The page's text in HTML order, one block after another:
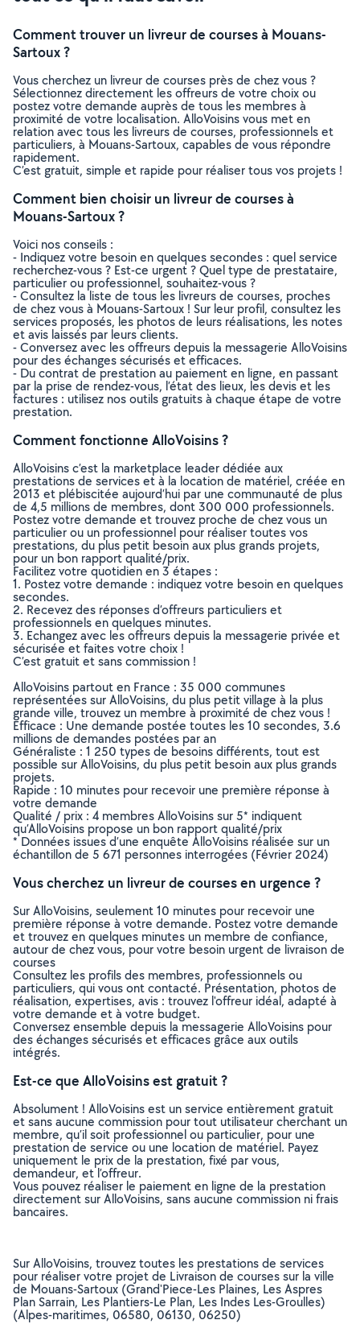
Comment trouver un livreur de courses à Mouans-
Sartoux ?
Vous cherchez un livreur de courses près de chez vous ?
Sélectionnez directement les offreurs de votre choix ou
postez votre demande auprès de tous les membres à
proximité de votre localisation. AlloVoisins vous met en
relation avec tous les livreurs de courses, professionnels et
particuliers, à Mouans-Sartoux, capables de vous répondre
rapidement.
C’est gratuit, simple et rapide pour réaliser tous vos projets !
Comment bien choisir un livreur de courses à
Mouans-Sartoux ?
Voici nos conseils :
- Indiquez votre besoin en quelques secondes : quel service
recherchez-vous ? Est-ce urgent ? Quel type de prestataire,
particulier ou professionnel, souhaitez-vous ?
- Consultez la liste de tous les livreurs de courses, proches
de chez vous à Mouans-Sartoux ! Sur leur profil, consultez les
services proposés, les photos de leurs réalisations, les notes
et avis laissés par leurs clients.
- Conversez avec les offreurs depuis la messagerie AlloVoisins
pour des échanges sécurisés et efficaces.
- Du contrat de prestation au paiement en ligne, en passant
par la prise de rendez-vous, l’état des lieux, les devis et les
factures : utilisez nos outils gratuits à chaque étape de votre
prestation.
Comment fonctionne AlloVoisins ?
AlloVoisins c’est la marketplace leader dédiée aux
prestations de services et à la location de matériel, créée en
2013 et plébiscitée aujourd’hui par une communauté de plus
de 4,5 millions de membres, dont 300 000 professionnels.
Postez votre demande et trouvez proche de chez vous un
particulier ou un professionnel pour réaliser toutes vos
prestations, du plus petit besoin aux plus grands projets,
pour un bon rapport qualité/prix.
Facilitez votre quotidien en 3 étapes :
1. Postez votre demande : indiquez votre besoin en quelques
secondes.
2. Recevez des réponses d’offreurs particuliers et
professionnels en quelques minutes.
3. Echangez avec les offreurs depuis la messagerie privée et
sécurisée et faites votre choix !
C’est gratuit et sans commission !
AlloVoisins partout en France : 35 000 communes
représentées sur AlloVoisins, du plus petit village à la plus
grande ville, trouvez un membre à proximité de chez vous !
Efficace : Une demande postée toutes les 10 secondes, 3.6
millions de demandes postées par an
Généraliste : 1 250 types de besoins différents, tout est
possible sur AlloVoisins, du plus petit besoin aux plus grands
projets.
Rapide : 10 minutes pour recevoir une première réponse à
votre demande
Qualité / prix : 4 membres AlloVoisins sur 5* indiquent
qu’AlloVoisins propose un bon rapport qualité/prix
* Données issues d’une enquête AlloVoisins réalisée sur un
échantillon de 5 671 personnes interrogées (Février 2024)
Vous cherchez un livreur de courses en urgence ?
Sur AlloVoisins, seulement 10 minutes pour recevoir une
première réponse à votre demande. Postez votre demande
et trouvez en quelques minutes un membre de confiance,
autour de chez vous, pour votre besoin urgent de livraison de
courses
Consultez les profils des membres, professionnels ou
particuliers, qui vous ont contacté. Présentation, photos de
réalisation, expertises, avis : trouvez l'offreur idéal, adapté à
votre demande et à votre budget.
Conversez ensemble depuis la messagerie AlloVoisins pour
des échanges sécurisés et efficaces grâce aux outils
intégrés.
Est-ce que AlloVoisins est gratuit ?
Absolument ! AlloVoisins est un service entièrement gratuit
et sans aucune commission pour tout utilisateur cherchant un
membre, qu’il soit professionnel ou particulier, pour une
prestation de service ou une location de matériel. Payez
uniquement le prix de la prestation, fixé par vous,
demandeur, et l’offreur.
Vous pouvez réaliser le paiement en ligne de la prestation
directement sur AlloVoisins, sans aucune commission ni frais
bancaires.
Sur AlloVoisins, trouvez toutes les prestations de services
pour réaliser votre projet de Livraison de courses sur la ville
de Mouans-Sartoux (Grand'Piece-Les Plaines, Les Aspres
Plan Sarrain, Les Plantiers-Le Plan, Les Indes Les-Groulles)
(Alpes-maritimes, 06580, 06130, 06250)